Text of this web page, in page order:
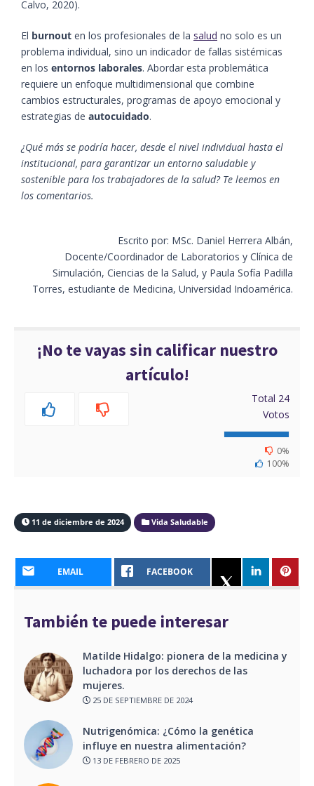
Calvo, 2020).
El burnout en los profesionales de la salud no solo es un
problema individual, sino un indicador de fallas sistémicas
en los entornos laborales. Abordar esta problemática
requiere un enfoque multidimensional que combine
cambios estructurales, programas de apoyo emocional y
estrategias de autocuidado.
¿Qué más se podría hacer, desde el nivel individual hasta el
institucional, para garantizar un entorno saludable y
sostenible para los trabajadores de la salud? Te leemos en
los comentarios.
Escrito por: MSc. Daniel Herrera Albán,
Docente/Coordinador de Laboratorios y Clínica de
Simulación, Ciencias de la Salud, y Paula Sofía Padilla
Torres, estudiante de Medicina, Universidad Indoamérica.
¡No te vayas sin calificar nuestro
artículo!
Total 24
Votos
0%
100%
11 de diciembre de 2024 Vida Saludable
EMAIL FACEBOOK
También te puede interesar
Matilde Hidalgo: pionera de la medicina y
luchadora por los derechos de las
mujeres.
25 DE SEPTIEMBRE DE 2024
Nutrigenómica: ¿Cómo la genética
influye en nuestra alimentación?
13 DE FEBRERO DE 2025